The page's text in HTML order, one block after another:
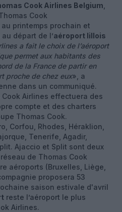
Cook Airlines Belgium
Cook
au printemps prochain et
au départ de l’aéroport lillois
a fait le choix de l’aéroport
permet aux habitants des
de la France de partir en
proche de chez eux», a
dans un communiqué.
Airlines effectuera des
compte et des charters
Thomas Cook.
Corfou, Rhodes, Héraklion,
Tenerife, Agadir,
Ajaccio et Split sont deux
de Thomas Cook
aéroports (Bruxelles, Liège,
proposera 53
saison estivale d'avril
reste l’aéroport le plus
Airlines.